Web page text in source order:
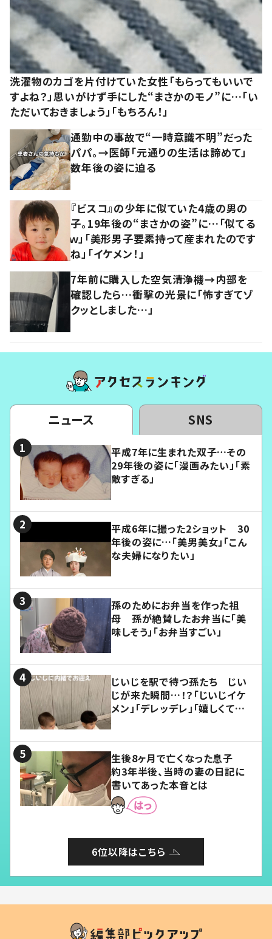
洗濯物のカゴを片付けていた女性「もらってもいいで
すよね？」思いがけず手にした“まさかのモノ”に…「い
ただいておきましょう」「もちろん！」
通勤中の事故で“一時意識不明”だった
パパ。→医師「元通りの生活は諦めて」
数年後の姿に迫る
『ビスコ』の少年に似ていた4歳の男の
子。19年後の“まさかの姿”に…「似てる
ｗ」「美形男子要素持って産まれたのです
ね」「イケメン！」
7年前に購入した空気清浄機→内部を
確認したら…衝撃の光景に「怖すぎてゾ
クッとしました…」
ニュース SNS
平成7年に生まれた双子…その
29年後の姿に「漫画みたい」「素
敵すぎる」
平成6年に撮った2ショット 30
年後の姿に…「美男美女」「こん
な夫婦になりたい」
孫のためにお弁当を作った祖
母 孫が絶賛したお弁当に「美
味しそう」「お弁当すごい」
じいじを駅で待つ孫たち じい
じが来た瞬間…！？「じいじイケ
メン」「デレッデレ」「嬉しくて可
生後8ヶ月で亡くなった息子
約3年半後、当時の妻の日記に
書いてあった本音とは
6位以降はこちら